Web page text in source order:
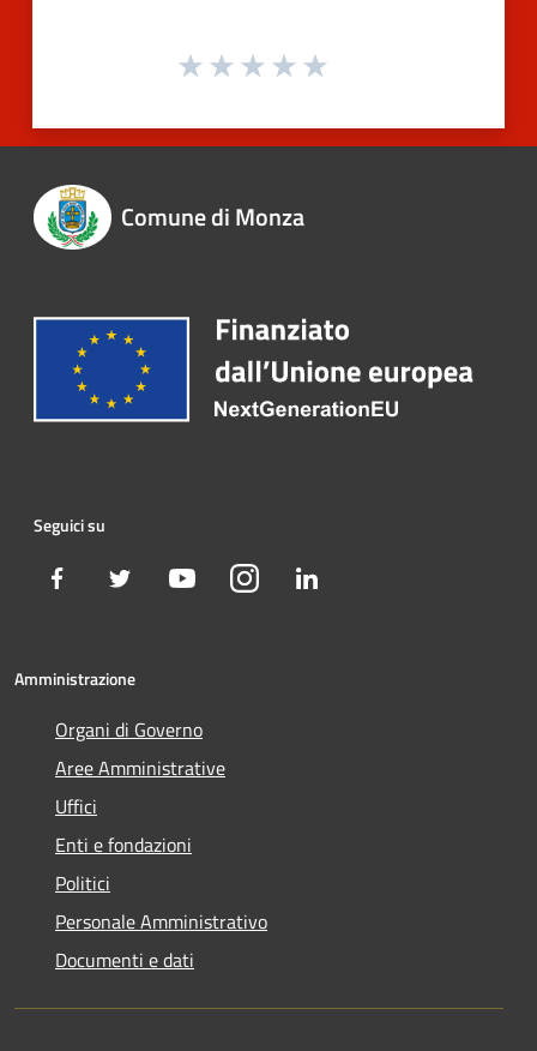
Comune di Monza
Seguici su
Facebook Twitter YoutubeInstagram
Amministrazione
Organi di Governo
Aree Amministrative
Uffici
Enti e fondazioni
Politici
Personale Amministrativo
Documenti e dati